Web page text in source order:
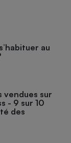
au
vendues sur
- 9 sur 10
des